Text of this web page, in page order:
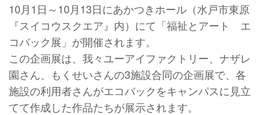
10月1日～10月13日にあかつきホール（水戸市東原
『スイコウスクエア』内）にて「福祉とアート エ
コバック展」が開催されます。
この企画展は、我々ユーアイファクトリー、ナザレ
園さん、もくせいさんの3施設合同の企画展で、各
施設の利用者さんがエコバックをキャンパスに見立
てて作成した作品たちが展示されます。